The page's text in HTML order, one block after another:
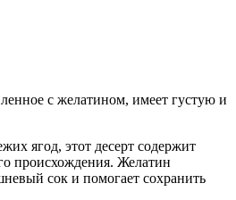
с желатином, имеет густую и
ягод, этот десерт содержит
происхождения. Желатин
сок и помогает сохранить